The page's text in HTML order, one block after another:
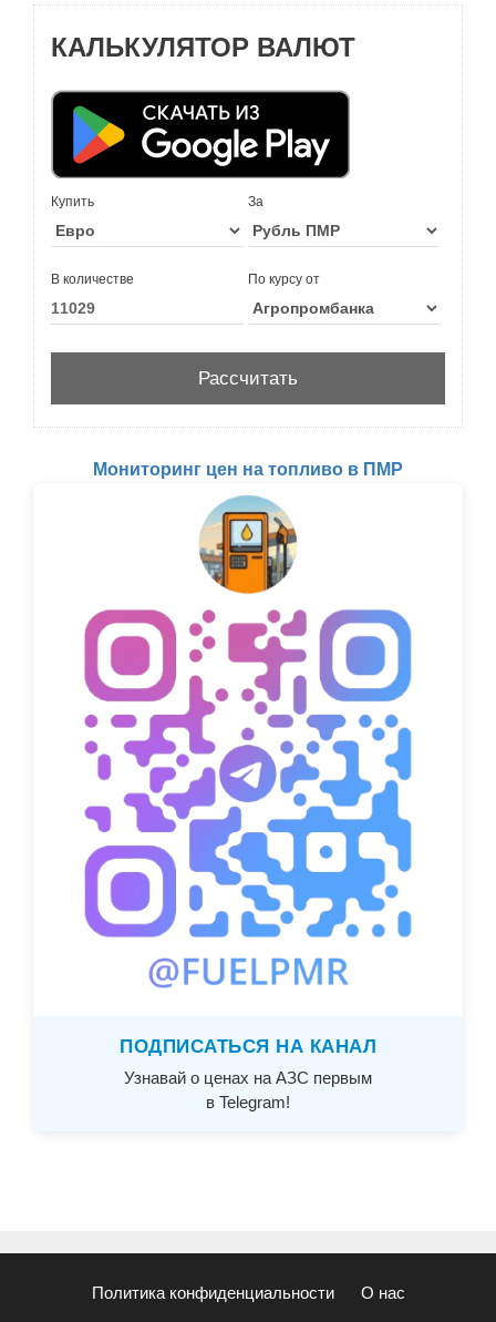
КАЛЬКУЛЯТОР ВАЛЮТ
Купить За
В количестве По курсу от
Мониторинг цен на топливо в ПМР
ПОДПИСАТЬСЯ НА КАНАЛ
Узнавай о ценах на АЗС первым
в Telegram!
Политика конфиденциальности О нас